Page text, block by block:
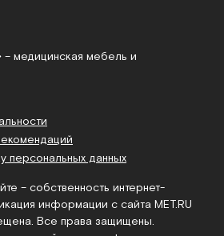
медицинская мебель и
персональных данных
– собственность интернет-
информации с сайта MET.RU
Все права защищены.